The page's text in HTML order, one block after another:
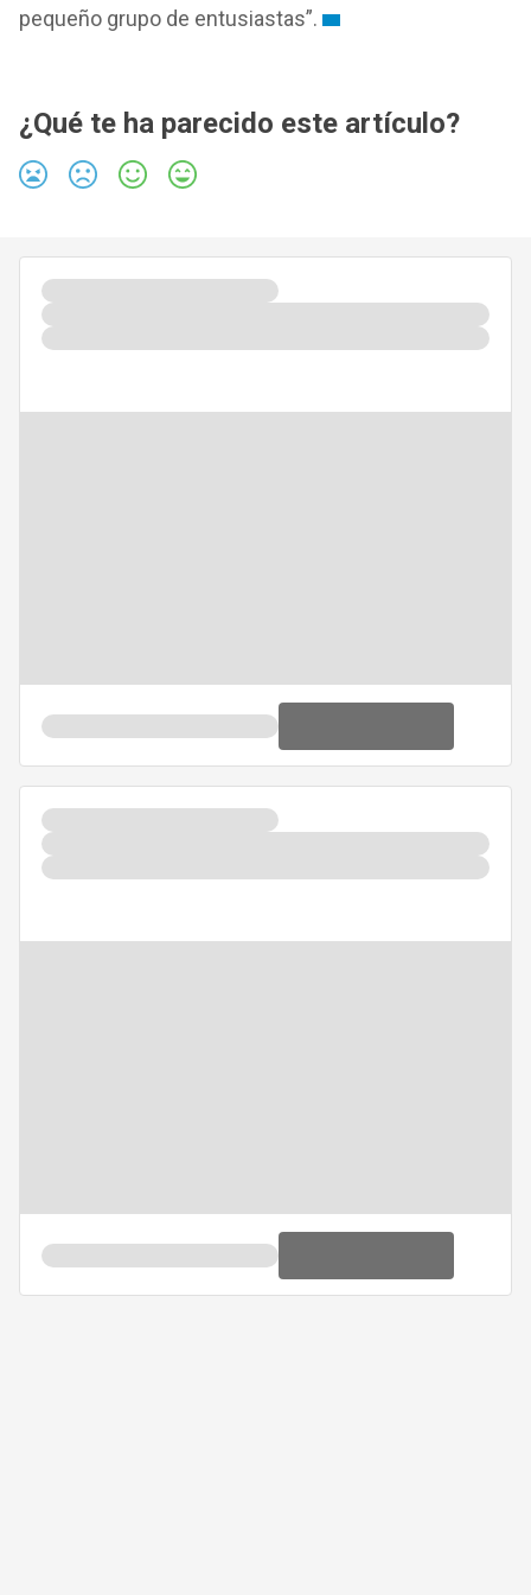
pequeño grupo de entusiastas”.
¿Qué te ha parecido este artículo?